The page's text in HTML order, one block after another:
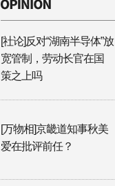
[社论]反对“湖南半导体”放
宽管制，劳动长官在国
策之上吗
[万物相]京畿道知事秋美
爱在批评前任？